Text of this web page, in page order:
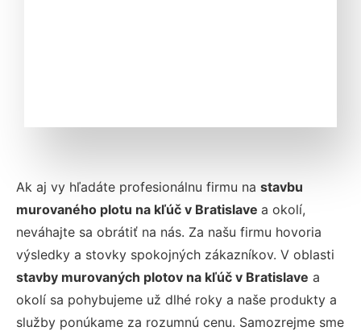
Ak aj vy hľadáte profesionálnu firmu na stavbu
murovaného plotu na kľúč v Bratislave a okolí,
neváhajte sa obrátiť na nás. Za našu firmu hovoria
výsledky a stovky spokojných zákazníkov. V oblasti
stavby murovaných plotov na kľúč v Bratislave a
okolí sa pohybujeme už dlhé roky a naše produkty a
služby ponúkame za rozumnú cenu. Samozrejme sme